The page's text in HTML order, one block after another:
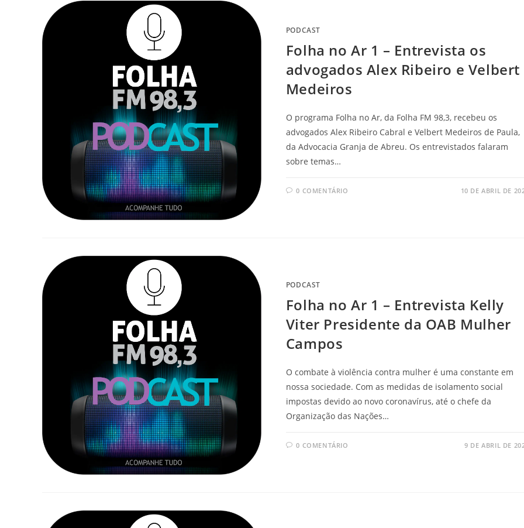
PODCAST
Folha no Ar 1 – Entrevista os
advogados Alex Ribeiro e Velbert
Medeiros
O programa Folha no Ar, da Folha FM 98,3, recebeu os
advogados Alex Ribeiro Cabral e Velbert Medeiros de Paula,
da Advocacia Granja de Abreu. Os entrevistados falaram
sobre temas…
0 COMENTÁRIO 10 DE ABRIL DE
PODCAST
Folha no Ar 1 – Entrevista Kelly
Viter Presidente da OAB Mulher
Campos
O combate à violência contra mulher é uma constante em
nossa sociedade. Com as medidas de isolamento social
impostas devido ao novo coronavírus, até o chefe da
Organização das Nações…
0 COMENTÁRIO 9 DE ABRIL DE